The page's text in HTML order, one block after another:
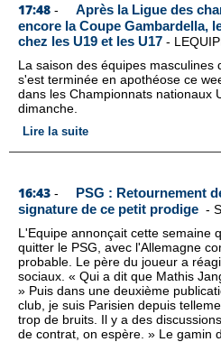
17:48 -
Après la Ligue des
encore la Coupe Gambardella,
chez les U19 et les U17 -
La saison des équipes masculines
s'est terminée en apothéose ce
dans les Championnats nationaux
dimanche.
Lire la suite
16:43 -
PSG : Retournement
signature de ce petit prodige -
L'Equipe annonçait cette semaine
quitter le PSG, avec l'Allemagne
probable. Le père du joueur a
sociaux. « Qui a dit que Mathis
» Puis dans une deuxième
club, je suis Parisien depuis
trop de bruits. Il y a des
de contrat, on espère. » Le gamin